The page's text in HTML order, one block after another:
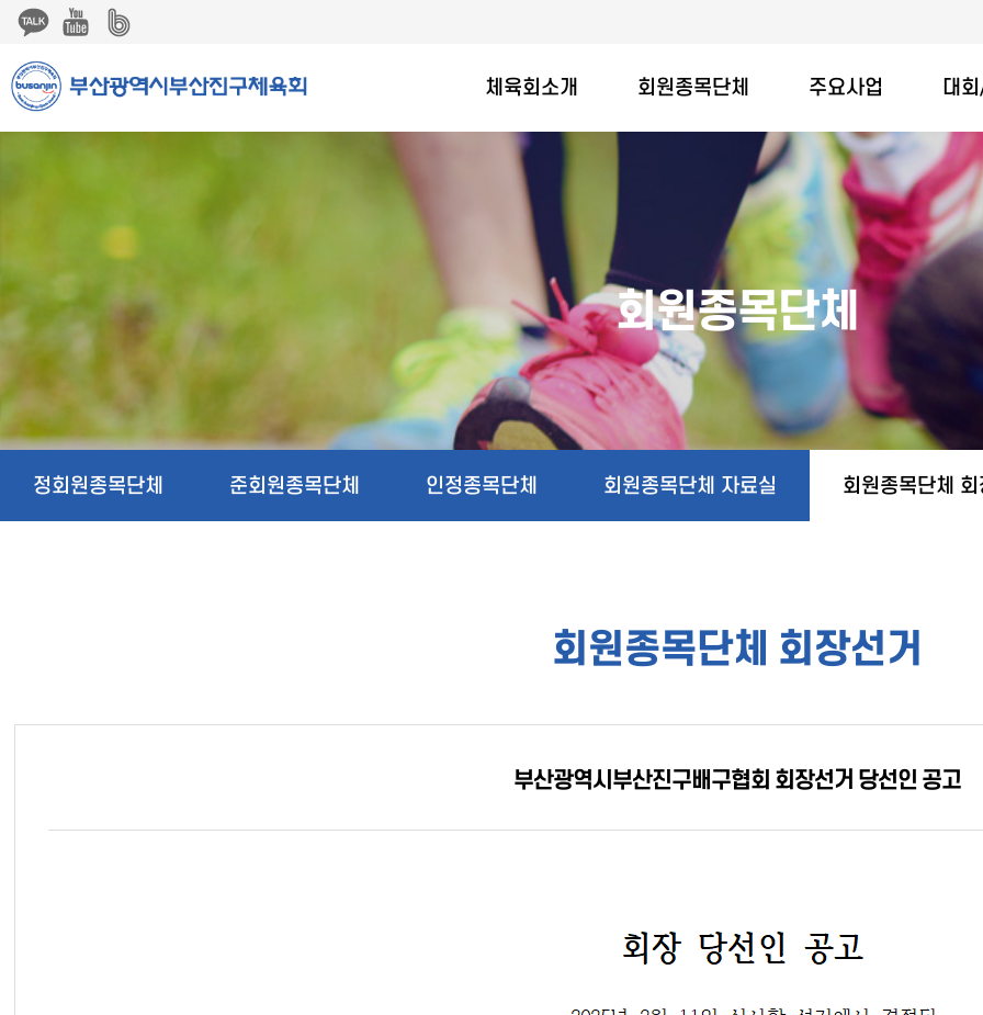
본문 바로가기
체육회소개 회원종목단체 주요사업 대
string(9) "board.php" string(6) "poll02" NULL
회원종목단체
정회원종목단체 준회원종목단체 인정종목단체 회원종목단체 자료실 회원종목단체 회
회원종목단체 회장선거
부산광역시부산진구배구협회 회장선거 당선인 공고